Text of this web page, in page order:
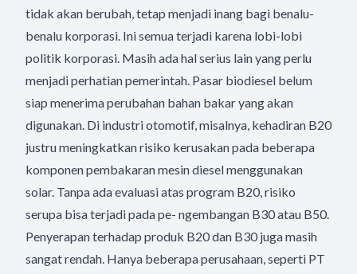
tidak akan berubah, tetap menjadi inang bagi benalu-
benalu korporasi. Ini semua terjadi karena lobi-lobi
politik korporasi. Masih ada hal serius lain yang perlu
menjadi perhatian pemerintah. Pasar biodiesel belum
siap menerima perubahan bahan bakar yang akan
digunakan. Di industri otomotif, misalnya, kehadiran B20
justru meningkatkan risiko kerusakan pada beberapa
komponen pembakaran mesin diesel menggunakan
solar. Tanpa ada evaluasi atas program B20, risiko
serupa bisa terjadi pada pe- ngembangan B30 atau B50.
Penyerapan terhadap produk B20 dan B30 juga masih
sangat rendah. Hanya beberapa perusahaan, seperti PT